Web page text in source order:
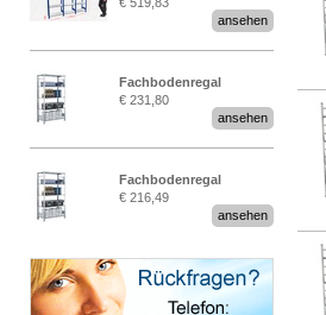
Stecksystem MultiPlus
2,25 Meter breit
ansehen
Fachbodenregal
Stecksystem MultiPlus
€ 231,80
ansehen
Fachbodenregal
Stecksystem MultiPlus
€ 216,49
ansehen